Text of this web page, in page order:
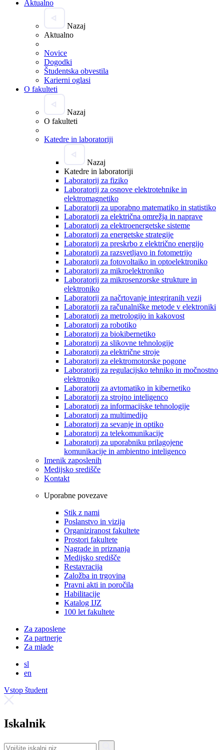
Aktualno
Nazaj
Aktualno
Novice
Dogodki
Študentska obvestila
Karierni oglasi
O fakulteti
Nazaj
O fakulteti
Katedre in laboratoriji
Nazaj
Katedre in laboratoriji
Laboratorij za fiziko
Laboratorij za osnove elektrotehnike in
elektromagnetiko
Laboratorij za uporabno matematiko in statistiko
Laboratorij za električna omrežja in naprave
Laboratorij za elektroenergetske sisteme
Laboratorij za energetske strategije
Laboratorij za preskrbo z električno energijo
Laboratorij za razsvetljavo in fotometrijo
Laboratorij za fotovoltaiko in optoelektroniko
Laboratorij za mikroelektroniko
Laboratorij za mikrosenzorske strukture in
elektroniko
Laboratorij za načrtovanje integriranih vezij
Laboratorij za računalniške metode v elektroniki
Laboratorij za metrologijo in kakovost
Laboratorij za robotiko
Laboratorij za biokibernetiko
Laboratorij za slikovne tehnologije
Laboratorij za električne stroje
Laboratorij za elektromotorske pogone
Laboratorij za regulacijsko tehniko in močnostno
elektroniko
Laboratorij za avtomatiko in kibernetiko
Laboratorij za strojno inteligenco
Laboratorij za informacijske tehnologije
Laboratorij za multimedijo
Laboratorij za sevanje in optiko
Laboratorij za telekomunikacije
Laboratorij za uporabniku prilagojene
komunikacije in ambientno inteligenco
Imenik zaposlenih
Medijsko središče
Kontakt
Uporabne povezave
Stik z nami
Poslanstvo in vizija
Organiziranost fakultete
Prostori fakultete
Nagrade in priznanja
Medijsko središče
Restavracija
Založba in trgovina
Pravni akti in poročila
Habilitacije
Katalog IJZ
100 let fakultete
Za zaposlene
Za partnerje
Za mlade
sl
en
Vstop študent
Iskalnik